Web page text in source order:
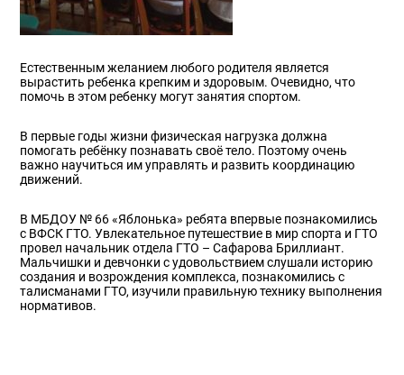
Естественным желанием любого родителя является
вырастить ребенка крепким и здоровым. Очевидно, что
помочь в этом ребенку могут занятия спортом.
В первые годы жизни физическая нагрузка должна
помогать ребёнку познавать своё тело. Поэтому очень
важно научиться им управлять и развить координацию
движений.
В МБДОУ № 66 «Яблонька» ребята впервые познакомились
с ВФСК ГТО. Увлекательное путешествие в мир спорта и ГТО
провел начальник отдела ГТО – Сафарова Бриллиант.
Мальчишки и девчонки с удовольствием слушали историю
создания и возрождения комплекса, познакомились с
талисманами ГТО, изучили правильную технику выполнения
нормативов.